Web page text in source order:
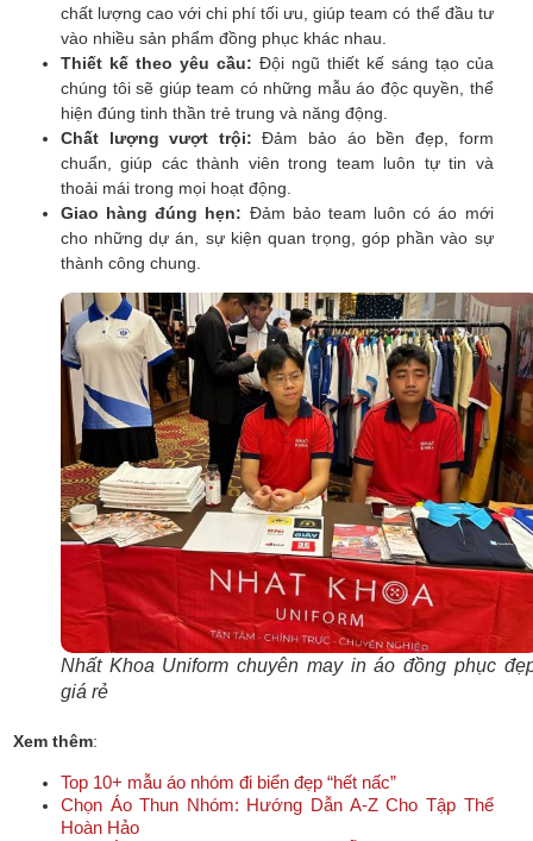
chất lượng cao với chi phí tối ưu, giúp team có thể đầu tư
vào nhiều sản phẩm đồng phục khác nhau.
Thiết kế theo yêu cầu: Đội ngũ thiết kế sáng tạo của
chúng tôi sẽ giúp team có những mẫu áo độc quyền, thể
hiện đúng tinh thần trẻ trung và năng động.
Chất lượng vượt trội: Đảm bảo áo bền đẹp, form
chuẩn, giúp các thành viên trong team luôn tự tin và
thoải mái trong mọi hoạt động.
Giao hàng đúng hẹn: Đảm bảo team luôn có áo mới
cho những dự án, sự kiện quan trọng, góp phần vào sự
thành công chung.
Nhất Khoa Uniform chuyên may in áo đồng phục
giá rẻ
Xem thêm:
Top 10+ mẫu áo nhóm đi biển đẹp “hết nấc”
Chọn Áo Thun Nhóm: Hướng Dẫn A-Z Cho Tập Thể
Hoàn Hảo